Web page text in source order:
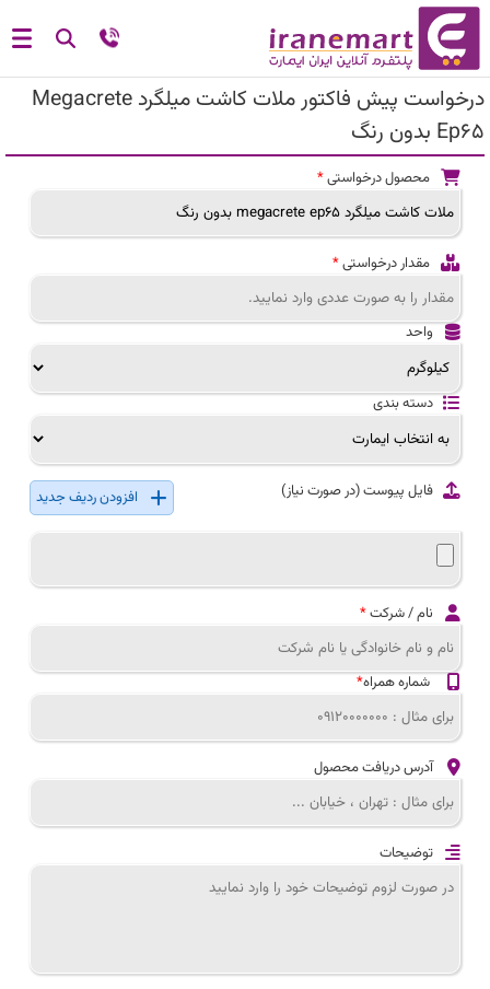
درخواست پیش فاکتور ملات کاشت میلگرد Megacrete
Ep65 بدون رنگ
محصول درخواستی*
مقدار درخواستی*
واحد
دسته بندی
افزودن ردیف جدید فایل پیوست (در صورت نیاز)
نام / شرکت*
شماره همراه*
آدرس دریافت محصول
توضیحات